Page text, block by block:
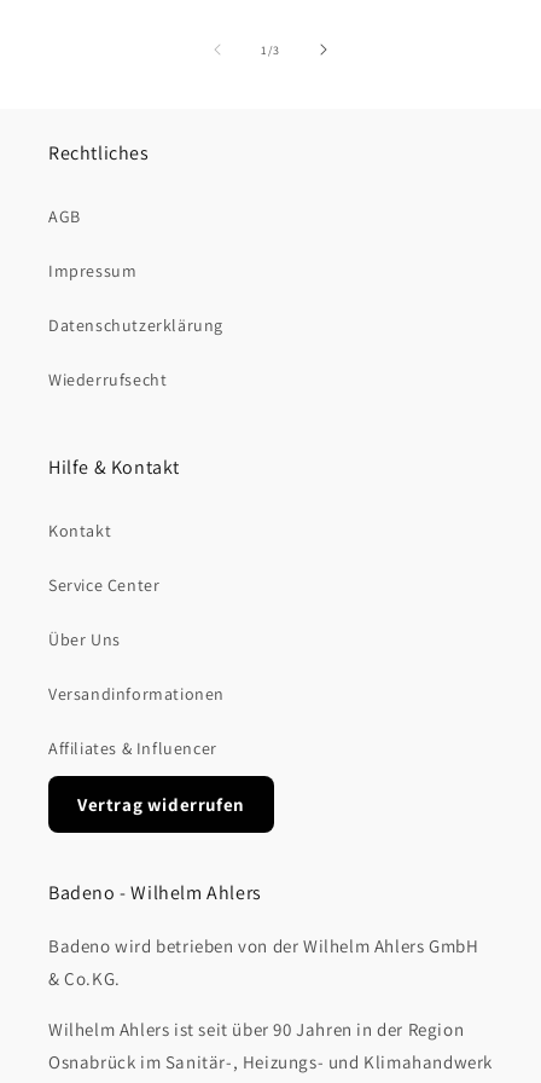
1 /von
3
Rechtliches
AGB
Impressum
Datenschutzerklärung
Wiederrufsecht
Hilfe & Kontakt
Kontakt
Service Center
Über Uns
Versandinformationen
Affiliates & Influencer
Vertrag widerrufen
Badeno - Wilhelm Ahlers
Badeno wird betrieben von der Wilhelm Ahlers GmbH
& Co.KG.
Wilhelm Ahlers ist seit über 90 Jahren in der Region
Osnabrück im Sanitär-, Heizungs- und Klimahandwerk